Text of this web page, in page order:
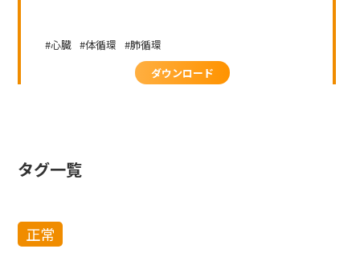
心臓 体循環
肺循環
ダウンロード
タグ一覧
正常